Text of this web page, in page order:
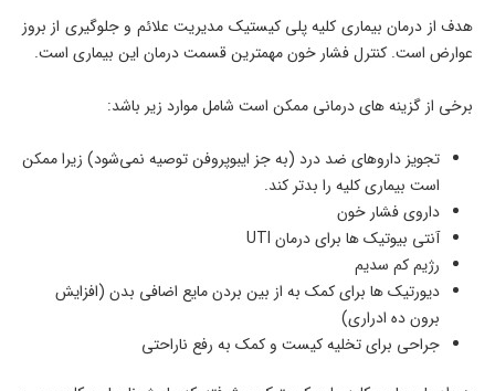
هدف از درمان بیماری کلیه پلی کیستیک مدیریت علائم و جلوگیری از بروز
عوارض است. کنترل فشار خون مهمترین قسمت درمان این بیماری است.
برخی از گزینه های درمانی ممکن است شامل موارد زیر باشد:
تجویز داروهای ضد درد (به جز ایبوپروفن توصیه نمی‌شود) زیرا ممکن
است بیماری کلیه را بدتر کند.
داروی فشار خون
آنتی بیوتیک ها برای درمان UTI
رژیم کم سدیم
دیورتیک ها برای کمک به از بین بردن مایع اضافی بدن (افزایش
برون ده ادراری)
جراحی برای تخلیه کیست و کمک به رفع ناراحتی